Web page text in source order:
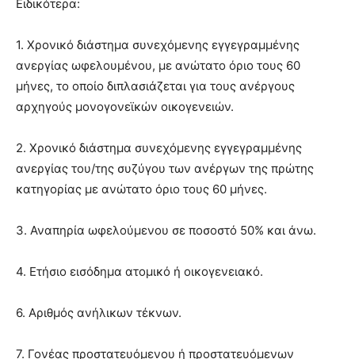
Ειδικότερα:
1. Χρονικό διάστημα συνεχόμενης εγγεγραμμένης
ανεργίας ωφελουμένου, με ανώτατο όριο τους 60
μήνες, το οποίο διπλασιάζεται για τους ανέργους
αρχηγούς μονογονεϊκών οικογενειών.
2. Χρονικό διάστημα συνεχόμενης εγγεγραμμένης
ανεργίας του/της συζύγου των ανέργων της πρώτης
κατηγορίας με ανώτατο όριο τους 60 μήνες.
3. Αναπηρία ωφελούμενου σε ποσοστό 50% και άνω.
4. Ετήσιο εισόδημα ατομικό ή οικογενειακό.
6. Αριθμός ανήλικων τέκνων.
7. Γονέας προστατευόμενου ή προστατευόμενων